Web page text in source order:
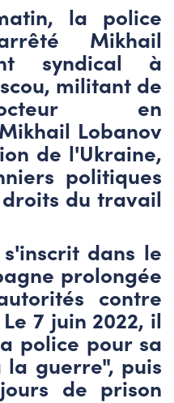
la police
Mikhail
syndical à
militant de
en
Lobanov
de l'Ukraine,
politiques
du travail
dans le
prolongée
contre
7 juin 2022, il
police pour sa
guerre", puis
de prison